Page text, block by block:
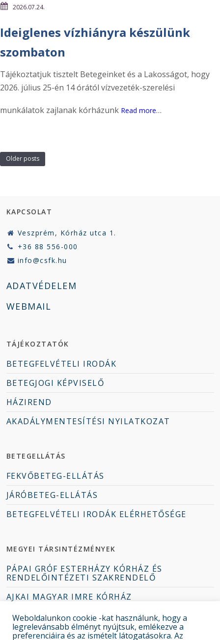
2026.07.24.
Ideiglenes vízhiányra készülünk
szombaton
Tájékoztatjuk tisztelt Betegeinket és a Lakosságot, hogy
2026. július 25-én 14 órától vízvezeték-szerelési
munkálatok zajlanak kórházunk Read more…
Older posts
KAPCSOLAT
Veszprém, Kórház utca 1.
+36 88 556-000
info@csfk.hu
ADATVÉDELEM
WEBMAIL
TÁJÉKOZTATÓK
BETEGFELVÉTELI IRODÁK
BETEGJOGI KÉPVISELŐ
HÁZIREND
AKADÁLYMENTESÍTÉSI NYILATKOZAT
BETEGELLÁTÁS
FEKVŐBETEG-ELLÁTÁS
JÁRÓBETEG-ELLÁTÁS
BETEGFELVÉTELI IRODÁK ELÉRHETŐSÉGE
MEGYEI TÁRSINTÉZMÉNYEK
PÁPAI GRÓF ESTERHÁZY KÓRHÁZ ÉS
RENDELŐINTÉZETI SZAKRENDELŐ
AJKAI MAGYAR IMRE KÓRHÁZ
TAPOLCAI DEÁK JENŐ KÓRHÁZ
ZIRCI ERZSÉBET KÓRHÁZ-RENDELŐINTÉZET
Weboldalunkon cookie -kat használunk, hogy a
legrelevánsabb élményt nyújtsuk, emlékezve a
preferenciáira és az ismételt látogatásokra. Az